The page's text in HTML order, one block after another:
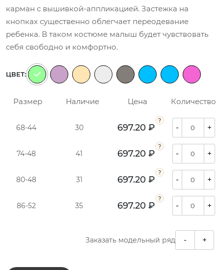
карман с вышивкой-аппликацией. Застежка на
кнопках существенно облегчает переодевание
ребенка. В таком костюме малыш будет чувствовать
себя свободно и комфортно.
ЦВЕТ:
Размер Наличие Цена Количество
68-44 30 697.20 ₽ - +
74-48 41 697.20 ₽ - +
80-48 31 697.20 ₽ - +
86-52 35 697.20 ₽ - +
Заказать модельный ряд - +